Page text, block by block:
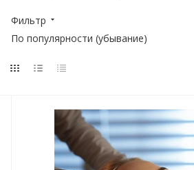
Фильтр
По популярности (убывание)